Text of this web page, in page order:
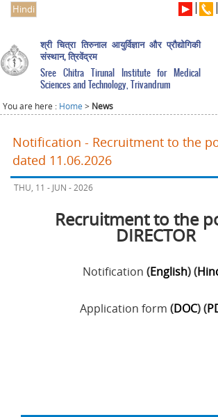
Hindi
श्री चित्रा तिरुनाल आयुर्विज्ञान और प्रौद्योगिकी
संस्थान, त्रिवेंद्रम
Sree Chitra Tirunal Institute for Medical
Sciences and Technology, Trivandrum
You are here : Home > News
Notification - Recruitment to the
dated 11.06.2026
THU, 11 - JUN - 2026
Recruitment to the
DIRECTOR
Notification (English) (
Application form (DOC) (